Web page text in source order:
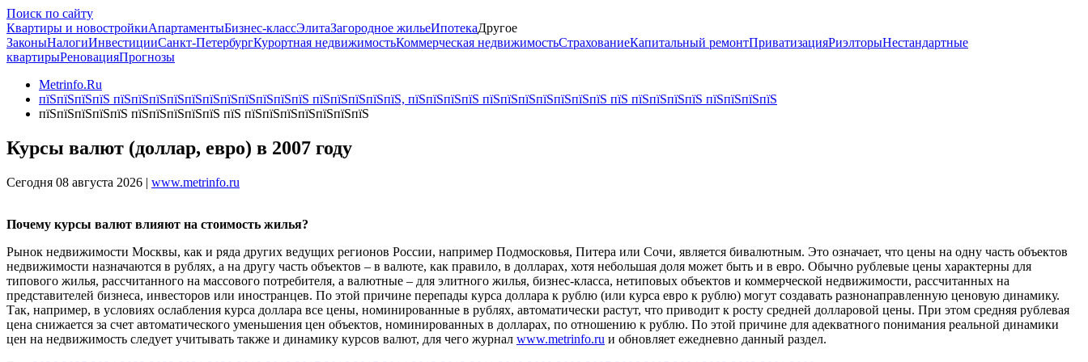
Поиск по сайту
Квартиры и новостройкиАпартаментыБизнес-классЭлитаЗагородное жильеИпотекаДругое
ЗаконыНалогиИнвестицииСанкт-ПетербургКурортная недвижимостьКоммерческая недвижимостьСтрахованиеКапитальный ремонтПриватизацияРиэлторыНестандартные
квартирыРеновацияПрогнозы
Metrinfo.Ru
пїЅпїЅпїЅпїЅ пїЅпїЅпїЅпїЅпїЅпїЅпїЅпїЅпїЅпїЅпїЅ пїЅпїЅпїЅпїЅпїЅ, пїЅпїЅпїЅпїЅ пїЅпїЅпїЅпїЅпїЅпїЅпїЅ пїЅ пїЅпїЅпїЅпїЅ пїЅпїЅпїЅпїЅ
пїЅпїЅпїЅпїЅпїЅ пїЅпїЅпїЅпїЅпїЅ пїЅ пїЅпїЅпїЅпїЅпїЅпїЅпїЅ
Курсы валют (доллар, евро) в 2007 году
Сегодня 08 августа 2026 | www.metrinfo.ru
Почему курсы валют влияют на стоимость жилья?
Рынок недвижимости Москвы, как и ряда других ведущих регионов России, например Подмосковья, Питера или Сочи, является бивалютным. Это означает, что цены на одну часть объектов
недвижимости назначаются в рублях, а на другу часть объектов – в валюте, как правило, в долларах, хотя небольшая доля может быть и в евро. Обычно рублевые цены характерны для
типового жилья, рассчитанного на массового потребителя, а валютные – для элитного жилья, бизнес-класса, нетиповых объектов и коммерческой недвижимости, рассчитанных на
представителей бизнеса, инвесторов или иностранцев. По этой причине перепады курса доллара к рублю (или курса евро к рублю) могут создавать разнонаправленную ценовую динамику.
Так, например, в условиях ослабления курса доллара все цены, номинированные в рублях, автоматически растут, что приводит к росту средней долларовой цены. При этом средняя рублевая
цена снижается за счет автоматического уменьшения цен объектов, номинированных в долларах, по отношению к рублю. По этой причине для адекватного понимания реальной динамики
цен на недвижимость следует учитывать также и динамику курсов валют, для чего журнал www.metrinfo.ru и обновляет ежедневно данный раздел.